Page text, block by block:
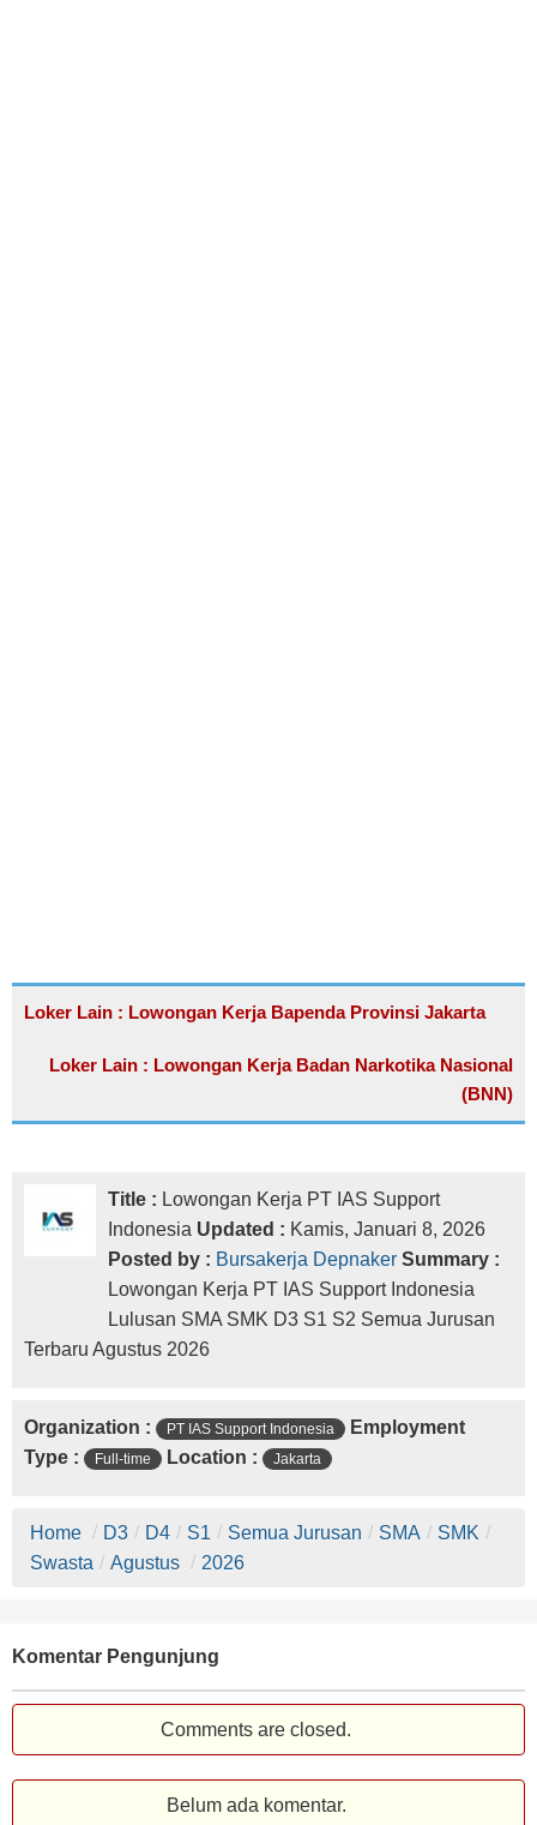
Loker Lain : Lowongan Kerja Bapenda Provinsi Jakarta
Loker Lain : Lowongan Kerja Badan Narkotika Nasional
(BNN)
Title : Lowongan Kerja PT IAS Support
Indonesia Updated : Kamis, Januari 8, 2026
Posted by : Bursakerja Depnaker Summary :
Lowongan Kerja PT IAS Support Indonesia
Lulusan SMA SMK D3 S1 S2 Semua Jurusan
Terbaru Agustus 2026
Organization : PT IAS Support Indonesia
Employment
Type :
Full-time Location : Jakarta
Home / D3 / D4 / S1 / Semua Jurusan / SMA / SMK /
Swasta / Agustus / 2026
Komentar Pengunjung
Comments are closed.
Belum ada komentar.